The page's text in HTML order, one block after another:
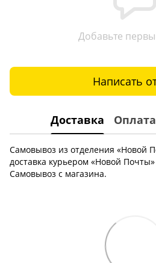
Добавьте
Написать
Доставка Оплата
Самовывоз из отделения «Новой
доставка курьером «Новой
Самовывоз с магазина.